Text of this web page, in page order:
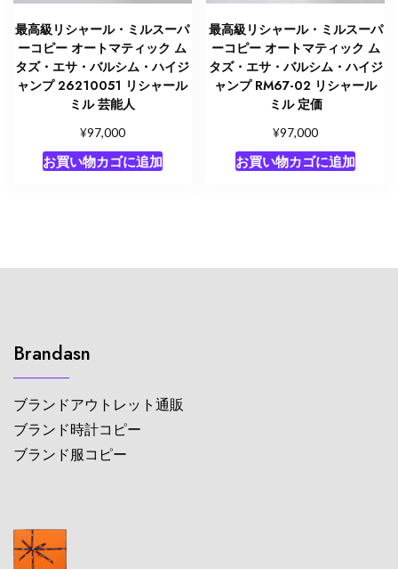
最高級リシャール・ミルスーパ
ーコピー オートマティック ム
タズ・エサ・バルシム・ハイジ
ャンプ 26210051 リシャール
ミル 芸能人
¥97,000
お買い物カゴに追加
最高級リシャール・ミルスーパ
ーコピー オートマティック ム
タズ・エサ・バルシム・ハイジ
ャンプ RM67-02 リシャール
ミル 定価
¥97,000
お買い物カゴに追加
Brandasn
ブランドアウトレット通販
ブランド時計コピー
ブランド服コピー